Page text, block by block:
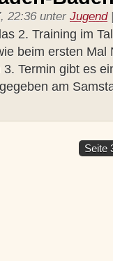
22:36 unter Jugend
2. Training im
beim ersten Mal
Termin gibt es
am
Seite